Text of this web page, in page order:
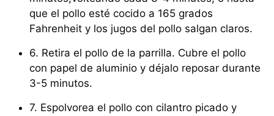
que el pollo esté cocido a 165 grados
Fahrenheit y los jugos del pollo salgan claros.
6. Retira el pollo de la parrilla. Cubre el pollo
con papel de aluminio y déjalo reposar durante
3-5 minutos.
7. Espolvorea el pollo con cilantro picado y